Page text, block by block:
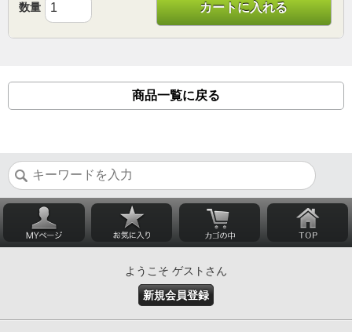
数量 カートに入れる
商品一覧に戻る
ようこそ ゲストさん
新規会員登録